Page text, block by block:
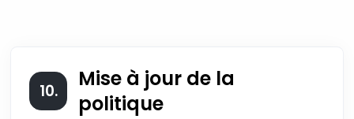
10.
Mise à jour de la
politique